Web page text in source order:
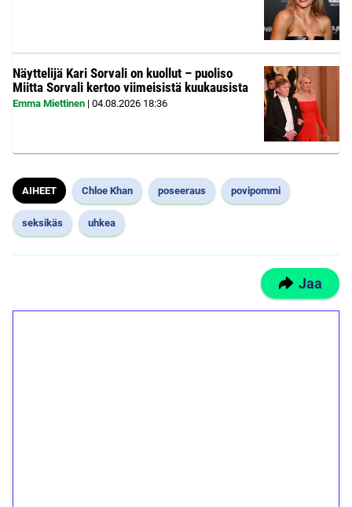
Näyttelijä Kari Sorvali on kuollut – puoliso
Miitta Sorvali kertoo viimeisistä kuukausista
Emma Miettinen | 04.08.2026 18:36
AIHEET Chloe Khan poseeraus povipommi
seksikäs uhkea
Jaa